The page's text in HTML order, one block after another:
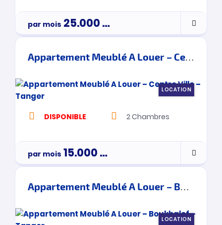
par mois 25.000Dh
Appartement Meublé A Louer – Centre Ville – Tanger
LOCATION
DISPONIBLE 2Chambres
par mois 15.000Dh
Appartement Meublé A Louer – Boukhalef – Tanger
LOCATION